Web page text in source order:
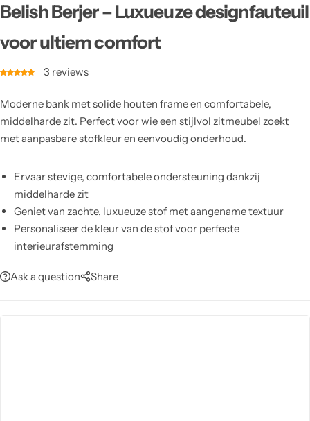
Belish Berjer – Luxueuze designfauteuil
voor ultiem comfort
3 reviews
Moderne bank met solide houten frame en comfortabele,
middelharde zit. Perfect voor wie een stijlvol zitmeubel zoekt
met aanpasbare stofkleur en eenvoudig onderhoud.
Ervaar stevige, comfortabele ondersteuning dankzij
middelharde zit
Geniet van zachte, luxueuze stof met aangename textuur
Personaliseer de kleur van de stof voor perfecte
interieurafstemming
gebruik
Ask a question Share